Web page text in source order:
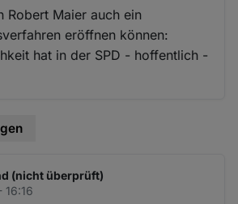
Robert Maier auch ein
eröffnen können:
hat in der SPD - hoffentlich -
(nicht überprüft)
16:16